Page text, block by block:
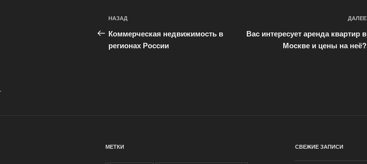
Навигация
по
записям
Предыдущая
запись:
НАЗАД
Коммерческая недвижимость в
регионах России
ДАЛЕЕ
Вас интересует аренда квартир в
Москве и цены на неё?
.
МЕТКИ СВЕЖИЕ ЗАПИСИ